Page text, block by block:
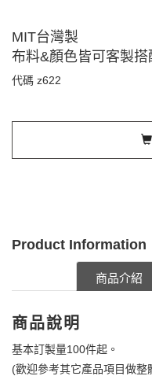
MIT台灣製
布料&顏色皆可客製搭
代碼 z622
Product Information
商品介紹
商品說明
基本訂製量100件起。
(歡迎參考其它產品項目做整